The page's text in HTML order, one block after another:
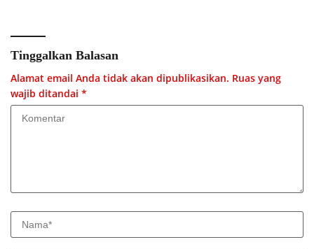
Tinggalkan Balasan
Alamat email Anda tidak akan dipublikasikan. Ruas yang
wajib ditandai *